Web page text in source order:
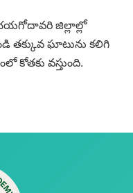
జిల్లాల్లో
తక్కువ ఘాటును కలిగి
కోతకు వస్తుంది.